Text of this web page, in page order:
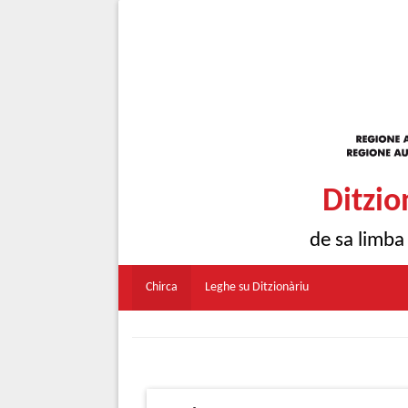
de sa
Chirca Leghe su Ditzionàriu